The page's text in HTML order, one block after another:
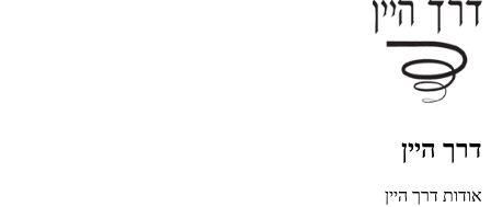
דרך היין
אודות דרך היין